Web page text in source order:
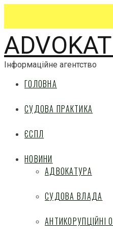
Інформаційне агентство
ГОЛОВНА
СУДОВА ПРАКТИКА
ЄСПЛ
НОВИНИ
АДВОКАТУРА
СУДОВА ВЛАДА
АНТИКОРУПЦІЙНІ